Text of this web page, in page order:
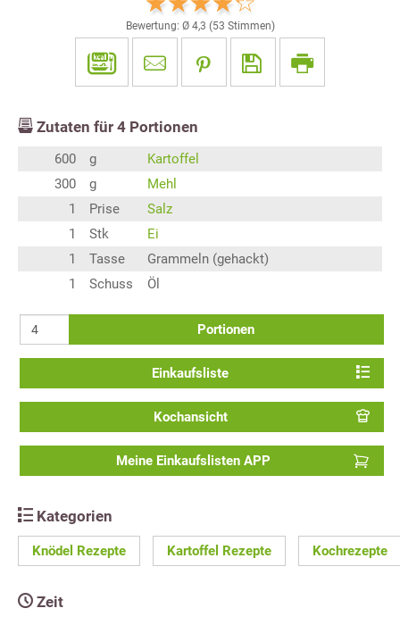
Bewertung: Ø 4,3 (53 Stimmen)
Zutaten für 4 Portionen
600 g
Kartoffel
300
g
Mehl
1
Prise
Salz
1
Stk
Ei
1
Tasse
Grammeln (gehackt)
1
Schuss Öl
Portionen
Einkaufsliste
Kochansicht
Meine Einkaufslisten APP
Kategorien
Knödel Rezepte Kartoffel Rezepte Kochrezepte
Zeit